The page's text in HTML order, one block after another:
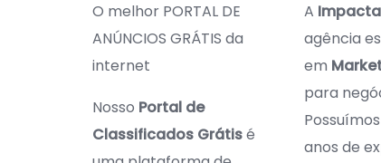
O melhor PORTAL DE
ANÚNCIOS GRÁTIS da
internet
Nosso Portal de
Classificados Grátisé
A
agência
em
para
anos de